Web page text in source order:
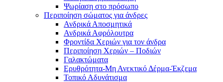
Ψωρίαση στο πρόσωπο
Περιποίηση σώματος για άνδρες
Ανδρικά Αποσμητικά
Ανδρικά Αφρόλουτρα
Φροντίδα Χεριών για τον άνδρα
Περιποίηση Χεριών – Ποδιών
Γαλακτώματα
Ερυθρότητα-Μη Ανεκτικό Δέρμα-Έκζεμα
Τοπικό Αδυνάτισμα